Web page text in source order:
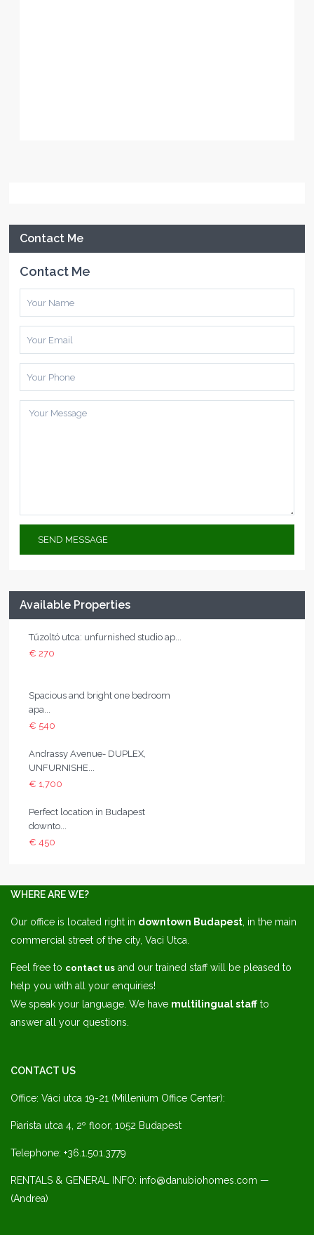
Contact Me
Contact Me
Available Properties
Tűzoltó utca: unfurnished studio ap...
€ 270
Spacious and bright one bedroom
apa...
€ 540
Andrassy Avenue- DUPLEX,
UNFURNISHE...
€ 1,700
Perfect location in Budapest
downto...
€ 450
WHERE ARE WE?
Our office is located right in downtown Budapest , in the main
commercial street of the city, Vaci Utca.
Feel free to contact us and our trained staff will be pleased to
help you with all your enquiries!
We speak your language. We have multilingual staffto
answer all your questions.
CONTACT US
Office: Váci utca 19-21 (Millenium Office Center):
Piarista utca 4, 2º floor, 1052 Budapest
Telephone: +36.1.501.3779
RENTALS & GENERAL INFO: info@danubiohomes.com —
(Andrea)